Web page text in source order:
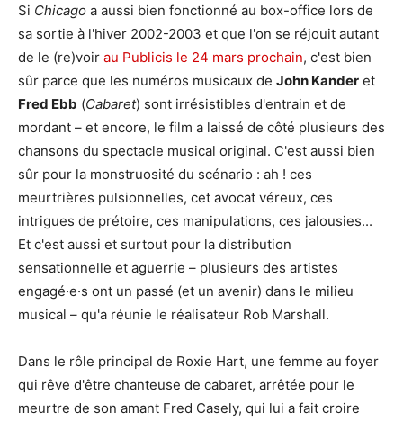
Si Chicago a aussi bien fonctionné au box-office lors de
sa sortie à l'hiver 2002-2003 et que l'on se réjouit autant
de le (re)voir au Publicis le 24 mars prochain, c'est bien
sûr parce que les numéros musicaux de John Kander et
Fred Ebb (Cabaret) sont irrésistibles d'entrain et de
mordant – et encore, le film a laissé de côté plusieurs des
chansons du spectacle musical original. C'est aussi bien
sûr pour la monstruosité du scénario : ah ! ces
meurtrières pulsionnelles, cet avocat véreux, ces
intrigues de prétoire, ces manipulations, ces jalousies...
Et c'est aussi et surtout pour la distribution
sensationnelle et aguerrie – plusieurs des artistes
engagé·e·s ont un passé (et un avenir) dans le milieu
musical – qu'a réunie le réalisateur Rob Marshall.
Dans le rôle principal de Roxie Hart, une femme au foyer
qui rêve d'être chanteuse de cabaret, arrêtée pour le
meurtre de son amant Fred Casely, qui lui a fait croire